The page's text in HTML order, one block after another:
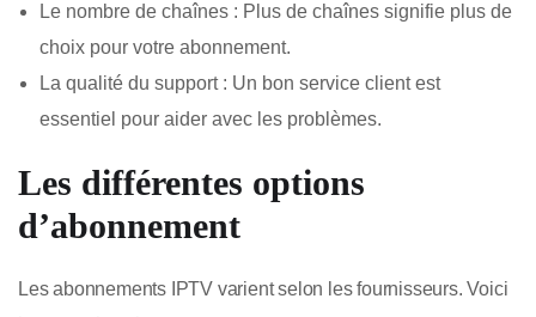
Le nombre de chaînes : Plus de chaînes signifie plus de
choix pour votre abonnement.
La qualité du support : Un bon service client est
essentiel pour aider avec les problèmes.
Les différentes options
d’abonnement
Les abonnements IPTV varient selon les fournisseurs. Voici